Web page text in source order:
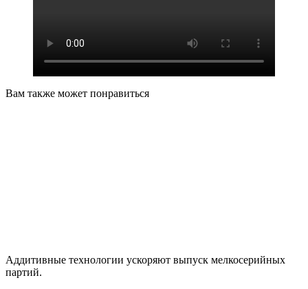
Вам также может понравиться
Аддитивные технологии ускоряют выпуск мелкосерийных
партий.